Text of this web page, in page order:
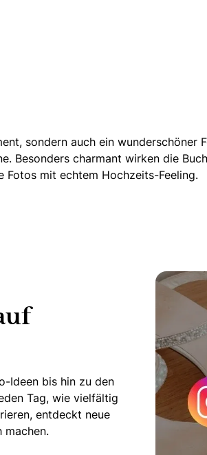
sondern auch ein
Besonders charmant wirken die
Fotos mit echtem Hochzeits-Feeling.
Ideen bis hin zu den
Tag, wie vielfältig
entdeckt neue
machen.